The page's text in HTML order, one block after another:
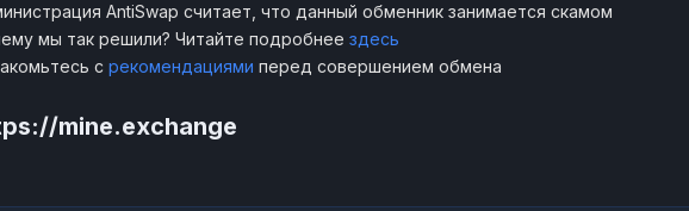
AntiSwap считает, что данный обменник занимается скамом
мы так решили? Читайте подробнее здесь
с рекомендациями перед совершением обмена
mine.exchange